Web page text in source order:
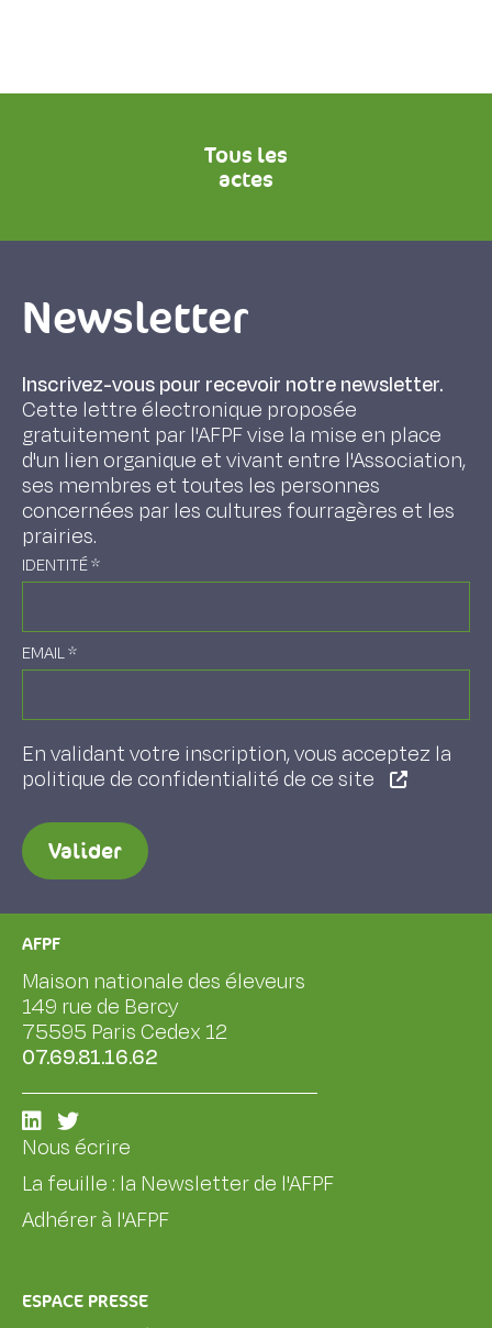
Tous les
actes
Newsletter
Inscrivez-vous pour recevoir notre newsletter.
Cette lettre électronique proposée
gratuitement par l'AFPF vise la mise en place
d'un lien organique et vivant entre l'Association,
ses membres et toutes les personnes
concernées par les cultures fourragères et les
prairies.
IDENTITÉ*
EMAIL*
En validant votre inscription, vous acceptez la
politique de confidentialité de ce site
Valider
AFPF
Maison nationale des éleveurs
149 rue de Bercy
75595 Paris Cedex 12
07.69.81.16.62
Nous écrire
La feuille : la Newsletter de l'AFPF
Adhérer à l'AFPF
ESPACE PRESSE